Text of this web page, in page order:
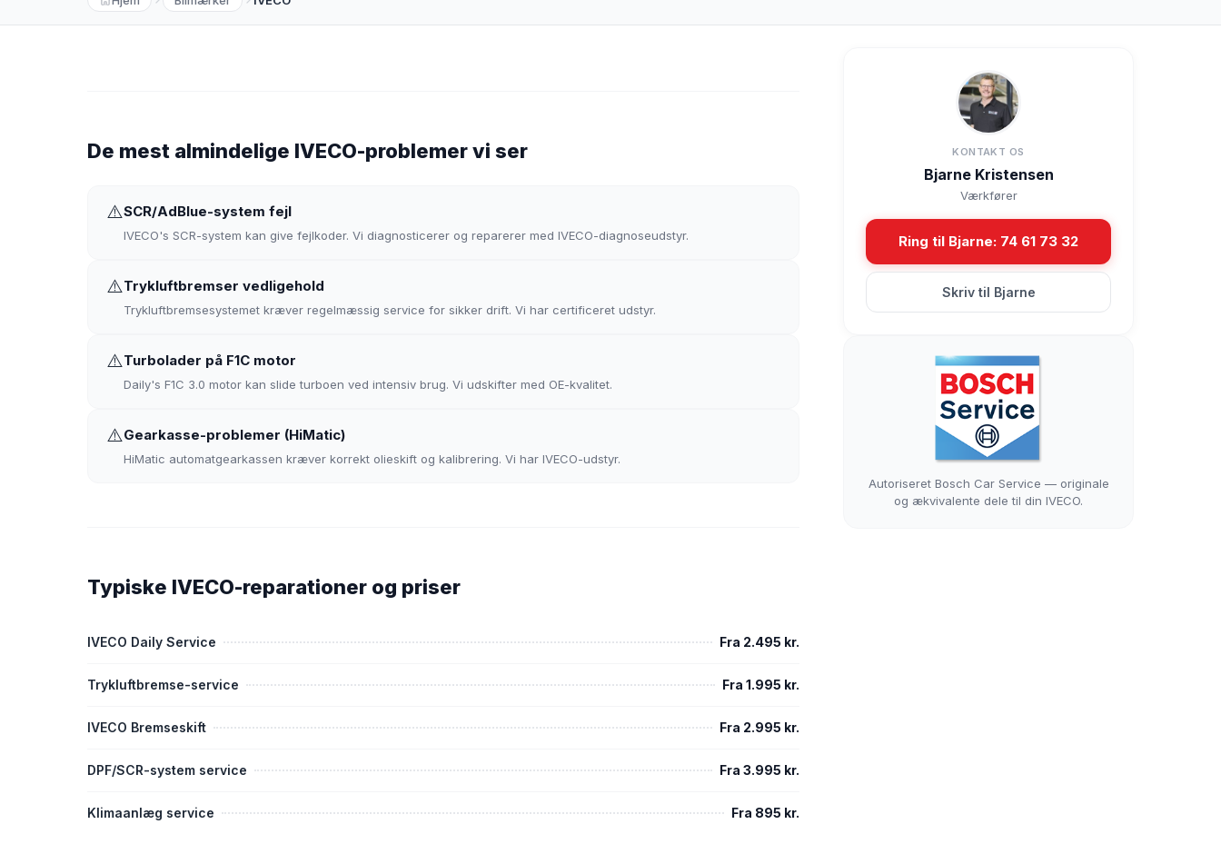
De mest almindelige IVECO-problemer vi ser
⚠️SCR/AdBlue-system fejl
IVECO's SCR-system kan give fejlkoder. Vi diagnosticerer og reparerer med IVECO-diagnoseudstyr.
⚠️Trykluftbremser vedligehold
Trykluftbremsesystemet kræver regelmæssig service for sikker drift. Vi har certificeret udstyr.
⚠️Turbolader på F1C motor
Daily's F1C 3.0 motor kan slide turboen ved intensiv brug. Vi udskifter med OE-kvalitet.
⚠️Gearkasse-problemer (HiMatic)
HiMatic automatgearkassen kræver korrekt olieskift og kalibrering. Vi har IVECO-udstyr.
Typiske IVECO-reparationer og priser
IVECO Daily Service Fra 2.495 kr.
Trykluftbremse-service Fra 1.995 kr.
IVECO Bremseskift Fra 2.995 kr.
DPF/SCR-system service Fra 3.995 kr.
Klimaanlæg service Fra 895 kr.
KONTAKT OS
Bjarne Kristensen
Værkfører
Ring til Bjarne: 74 61 73 32
Skriv til Bjarne
Autoriseret Bosch Car Service — originale
og ækvivalente dele til din IVECO.